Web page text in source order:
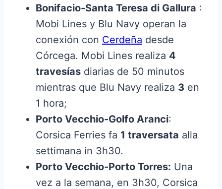
Bonifacio-Santa Teresa di Gallura :
Mobi Lines y Blu Navy operan la
conexión con Cerdeña desde
Córcega. Mobi Lines realiza 4
travesías diarias de 50 minutos
mientras que Blu Navy realiza 3 en
1 hora;
Porto Vecchio-Golfo Aranci:
Corsica Ferries fa 1 traversata alla
settimana in 3h30.
Porto Vecchio-Porto Torres: Una
vez a la semana, en 3h30, Corsica